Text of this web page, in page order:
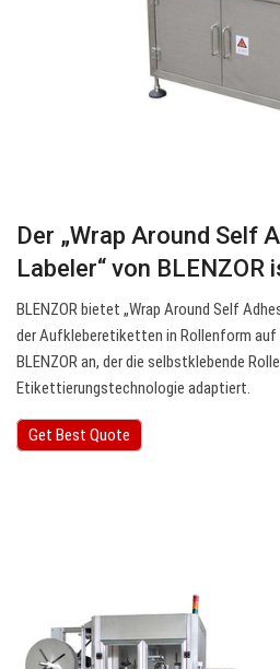
Der „Wrap Around Self
Labeler“ von BLENZOR
BLENZOR bietet „Wrap Around Self
der Aufkleberetiketten in Rollenform auf
BLENZOR an, der die selbstklebende
Etikettierungstechnologie adaptiert.
Get Best Quote